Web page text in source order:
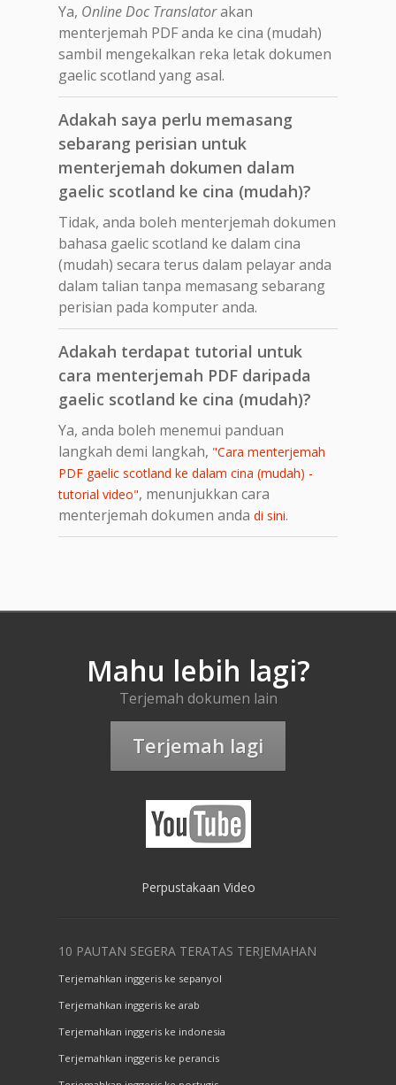
Ya, Online Doc Translatorakan
menterjemah PDF anda ke cina (mudah)
sambil mengekalkan reka letak dokumen
gaelic scotland yang asal.
Adakah saya perlu memasang
sebarang perisian untuk
menterjemah dokumen dalam
gaelic scotland ke cina (mudah)?
Tidak, anda boleh menterjemah dokumen
bahasa gaelic scotland ke dalam cina
(mudah) secara terus dalam pelayar anda
dalam talian tanpa memasang sebarang
perisian pada komputer anda.
Adakah terdapat tutorial untuk
cara menterjemah PDF daripada
gaelic scotland ke cina (mudah)?
Ya, anda boleh menemui panduan
langkah demi langkah, "Cara menterjemah
PDF gaelic scotland ke dalam cina (mudah) -
tutorial video", menunjukkan cara
menterjemah dokumen anda di sini.
Mahu lebih lagi?
Terjemah dokumen lain
Terjemah lagi
Perpustakaan Video
10 PAUTAN SEGERA TERATAS TERJEMAHAN
Terjemahkan inggeris ke sepanyol
Terjemahkan inggeris ke arab
Terjemahkan inggeris ke indonesia
Terjemahkan inggeris ke perancis